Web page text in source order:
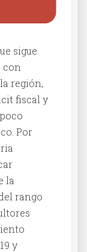
sigue
con
región,
fiscal y
Por
la
rango
y